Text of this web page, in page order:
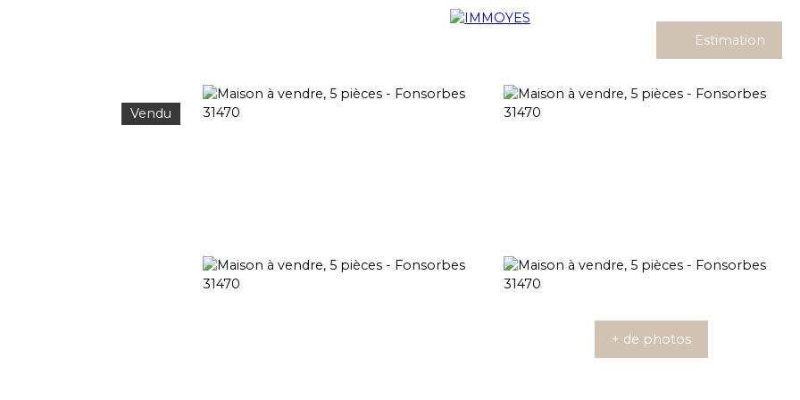
Estimation
Vendu
+ de photos